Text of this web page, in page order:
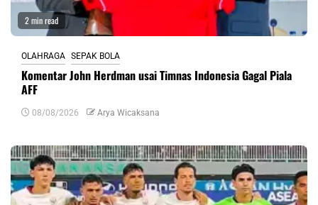
2 min read
OLAHRAGA SEPAK BOLA
Komentar John Herdman usai Timnas Indonesia Gagal Piala
AFF
08/08/2026 Arya Wicaksana